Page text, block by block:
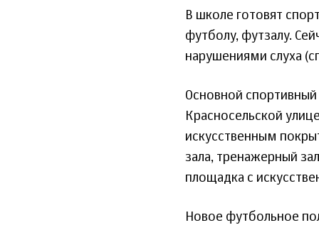
В школе готовят
футболу, футзалу.
нарушениями слуха
Основной
Красносельской
искусственным
зала, тренажерный
площадка с
Новое футбольное